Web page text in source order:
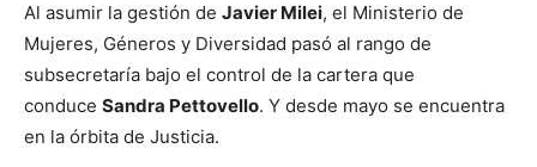
Al asumir la gestión de Javier Milei, el Ministerio de
Mujeres, Géneros y Diversidad pasó al rango de
subsecretaría bajo el control de la cartera que
conduce Sandra Pettovello. Y desde mayo se encuentra
en la órbita de Justicia.